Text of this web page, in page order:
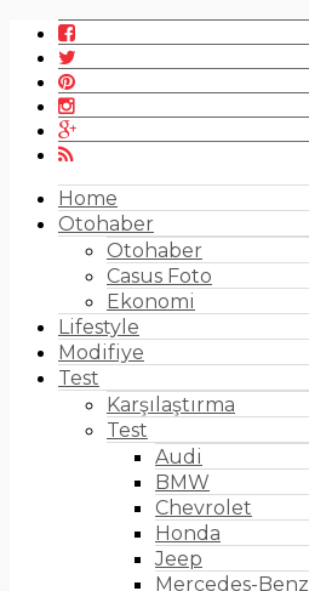
Home
Otohaber
Otohaber
Casus Foto
Ekonomi
Lifestyle
Modifiye
Test
Karşılaştırma
Test
Audi
BMW
Chevrolet
Honda
Jeep
Mercedes-Benz